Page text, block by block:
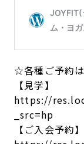
☆各種ご予約
【見学】
https://
_src=hp
【ご入会予約】